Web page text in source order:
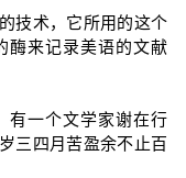
技术，它所用的这个
酶来记录美语的文献
有一个文学家谢在行
三四月苦盈余不止百